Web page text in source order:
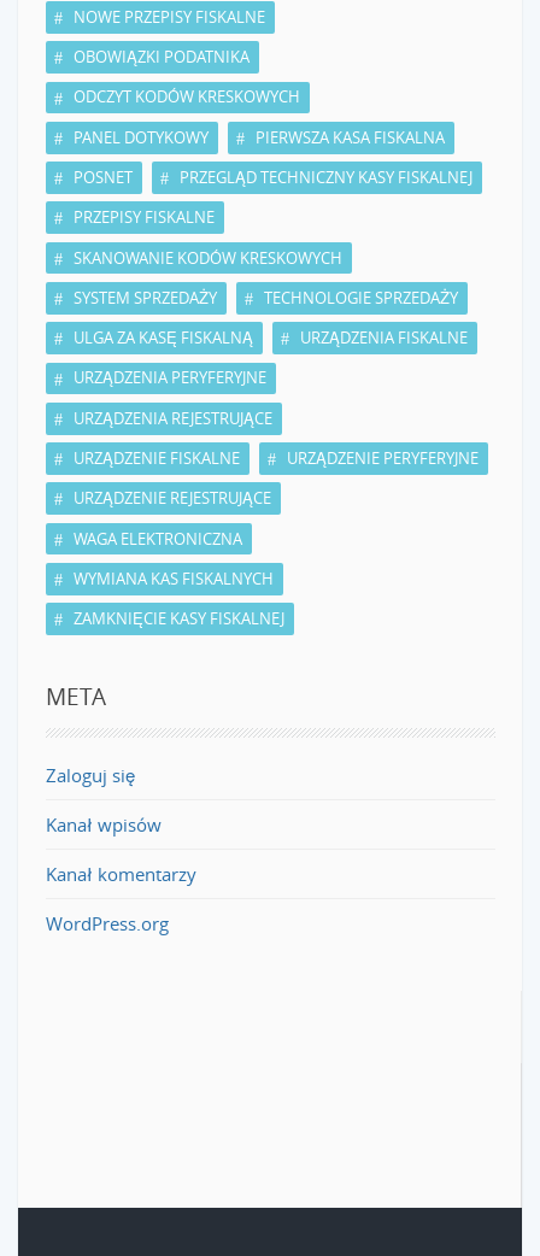
NOWE PRZEPISY FISKALNE
OBOWIĄZKI PODATNIKA
ODCZYT KODÓW KRESKOWYCH
PANEL DOTYKOWY
PIERWSZA KASA FISKALNA
POSNET
PRZEGLĄD TECHNICZNY KASY FISKALNEJ
PRZEPISY FISKALNE
SKANOWANIE KODÓW KRESKOWYCH
SYSTEM SPRZEDAŻY
TECHNOLOGIE SPRZEDAŻY
ULGA ZA KASĘ FISKALNĄ
URZĄDZENIA FISKALNE
URZĄDZENIA PERYFERYJNE
URZĄDZENIA REJESTRUJĄCE
URZĄDZENIE FISKALNE
URZĄDZENIE PERYFERYJNE
URZĄDZENIE REJESTRUJĄCE
WAGA ELEKTRONICZNA
WYMIANA KAS FISKALNYCH
ZAMKNIĘCIE KASY FISKALNEJ
META
Zaloguj się
Kanał wpisów
Kanał komentarzy
WordPress.org